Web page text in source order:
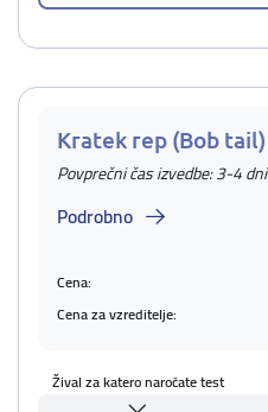
Kratek rep (Bob tail)
Povprečni čas izvedbe: 3-4 dni
Podrobno
Cena:
Cena za vzreditelje:
Žival za katero naročate test